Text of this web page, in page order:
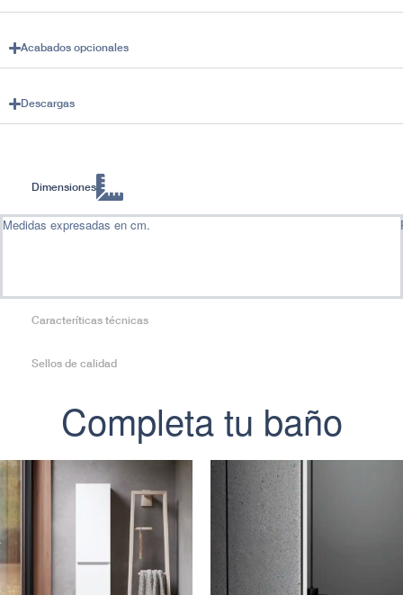
Acabados opcionales
Descargas
Dimensiones
Caracteríticas técnicas
Sellos de calidad
Medidas expresadas en cm.
Completa tu baño